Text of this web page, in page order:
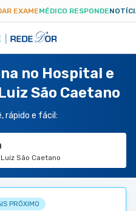
EXAMEMÉDICO RESPONDE
no Hospital e
São Caetano
rápido e fácil:
São Caetano
PRÓXIMO